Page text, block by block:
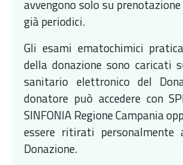
avvengono solo su
già periodici.
Gli esami ematochimici
della donazione sono caricati
sanitario elettronico del
donatore può accedere con
SINFONIA Regione Campania
essere ritirati personalmente
Donazione.